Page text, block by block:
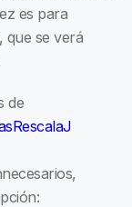
es para
que se verá
de